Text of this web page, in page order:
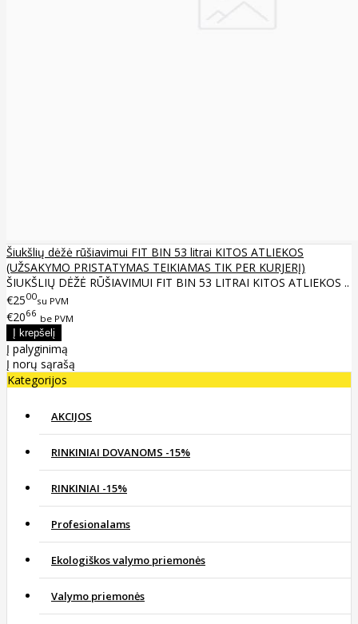
Šiukšlių dėžė rūšiavimui FIT BIN 53 litrai KITOS ATLIEKOS
(UŽSAKYMO PRISTATYMAS TEIKIAMAS TIK PER KURJERĮ)
ŠIUKŠLIŲ DĖŽĖ RŪŠIAVIMUI FIT BIN 53 LITRAI KITOS ATLIEKOS ..
€2500su PVM
€2066 be PVM
Į palyginimą
Į norų sąrašą
Kategorijos
AKCIJOS
RINKINIAI DOVANOMS -15%
RINKINIAI -15%
Profesionalams
Ekologiškos valymo priemonės
Valymo priemonės